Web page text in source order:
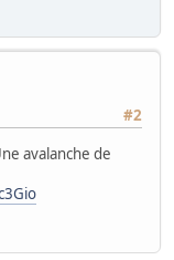
#2
avalanche de